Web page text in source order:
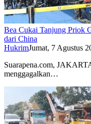
Bea Cukai Tanjung Priok
dari China
HukrimJumat, 7 Agustus
Suarapena.com,
menggagalkan…